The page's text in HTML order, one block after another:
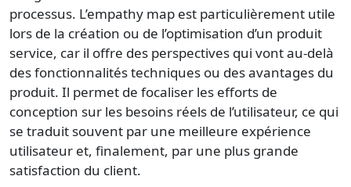
processus. L’empathy map est particulièrement utile
lors de la création ou de l’optimisation d’un produit
service, car il offre des perspectives qui vont au-delà
des fonctionnalités techniques ou des avantages du
produit. Il permet de focaliser les efforts de
conception sur les besoins réels de l’utilisateur, ce qui
se traduit souvent par une meilleure expérience
utilisateur et, finalement, par une plus grande
satisfaction du client.